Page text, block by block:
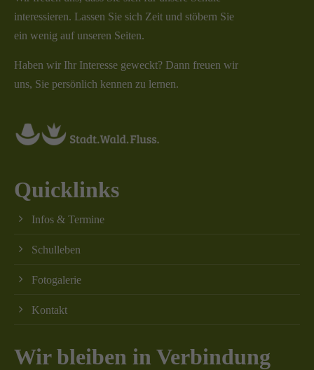
interessieren. Lassen Sie sich Zeit und stöbern Sie
ein wenig auf unseren Seiten.
Haben wir Ihr Interesse geweckt? Dann freuen wir
uns, Sie persönlich kennen zu lernen.
Quicklinks
Infos & Termine
Schulleben
Fotogalerie
Kontakt
Wir bleiben in Verbindung